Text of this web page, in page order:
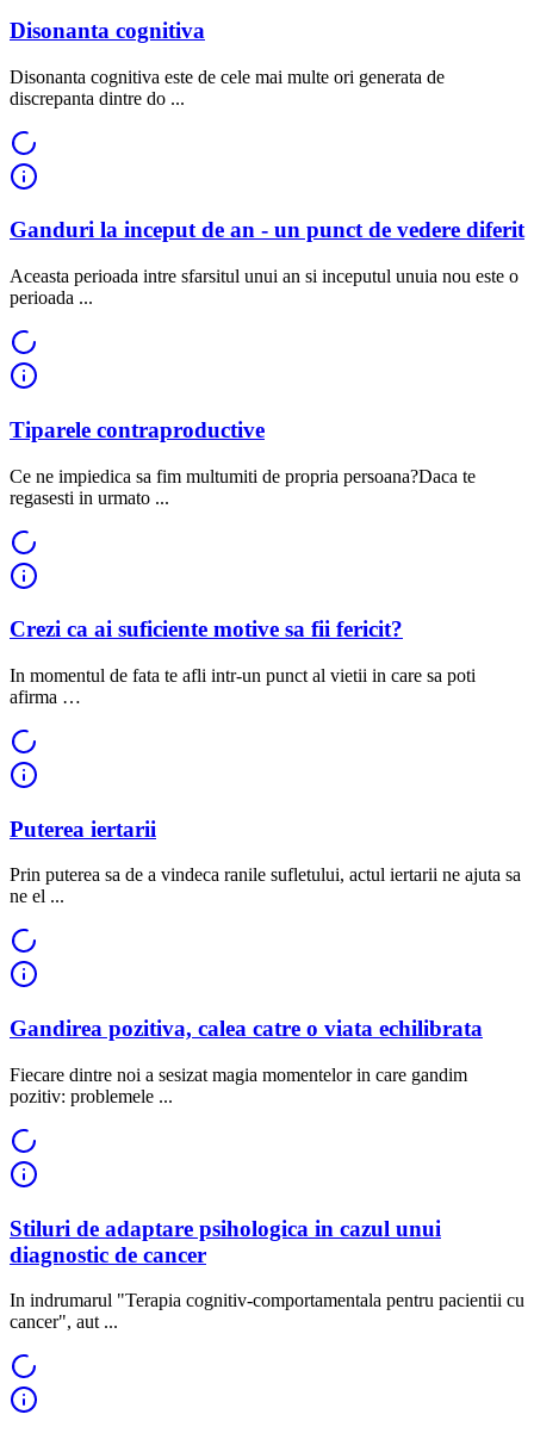
Disonanta cognitiva
Disonanta cognitiva este de cele mai multe ori generata de
discrepanta dintre do ...
Ganduri la inceput de an - un punct de vedere diferit
Aceasta perioada intre sfarsitul unui an si inceputul unuia nou este o
perioada ...
Tiparele contraproductive
Ce ne impiedica sa fim multumiti de propria persoana?Daca te
regasesti in urmato ...
Crezi ca ai suficiente motive sa fii fericit?
In momentul de fata te afli intr-un punct al vietii in care sa poti
afirma …
Puterea iertarii
Prin puterea sa de a vindeca ranile sufletului, actul iertarii ne ajuta sa
ne el ...
Gandirea pozitiva, calea catre o viata echilibrata
Fiecare dintre noi a sesizat magia momentelor in care gandim
pozitiv: problemele ...
Stiluri de adaptare psihologica in cazul unui
diagnostic de cancer
In indrumarul "Terapia cognitiv-comportamentala pentru pacientii cu
cancer", aut ...